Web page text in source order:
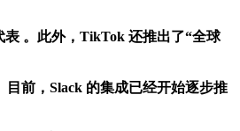
。此外，TikTok 还推出了“全球
前，Slack 的集成已经开始逐步推